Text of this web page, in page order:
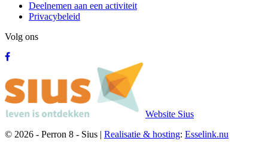
Deelnemen aan een activiteit
Privacybeleid
Volg ons
Website Sius
© 2026 - Perron 8 - Sius | Realisatie & hosting: Esselink.nu